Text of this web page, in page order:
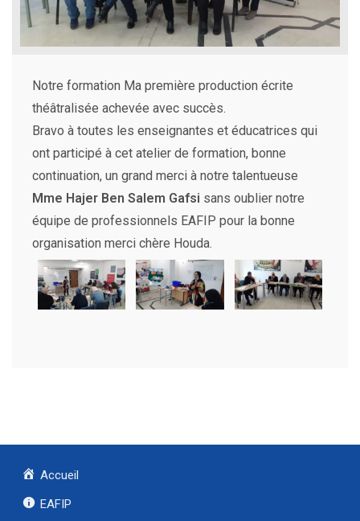
Notre formation Ma première production écrite
théâtralisée achevée avec succès.
Bravo à toutes les enseignantes et éducatrices qui
ont participé à cet atelier de formation, bonne
continuation, un grand merci à notre talentueuse
Mme Hajer Ben Salem Gafsi sans oublier notre
équipe de professionnels EAFIP pour la bonne
organisation merci chère Houda.
Accueil
EAFIP